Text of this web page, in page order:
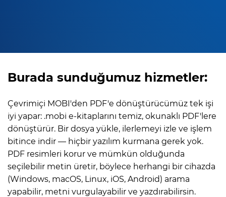
Burada sunduğumuz hizmetler:
Çevrimiçi MOBI'den PDF'e dönüştürücümüz tek işi
iyi yapar: .mobi e-kitaplarını temiz, okunaklı PDF'lere
dönüştürür. Bir dosya yükle, ilerlemeyi izle ve işlem
bitince indir — hiçbir yazılım kurmana gerek yok.
PDF resimleri korur ve mümkün olduğunda
seçilebilir metin üretir, böylece herhangi bir cihazda
(Windows, macOS, Linux, iOS, Android) arama
yapabilir, metni vurgulayabilir ve yazdırabilirsin.